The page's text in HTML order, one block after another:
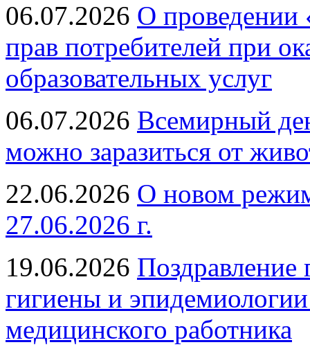
06.07.2026 О проведении
прав потребителей при
образовательных услуг
06.07.2026 Всемирный
можно заразиться от
22.06.2026 О новом
27.06.2026 г.
19.06.2026 Поздравление
гигиены и
медицинского работника